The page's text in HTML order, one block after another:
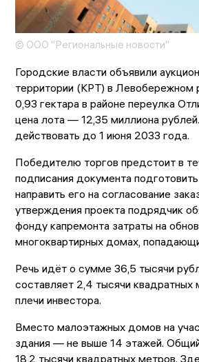
© ООО "Региональные новости"
Городские власти объявили
территории (КРТ) в Левобережном
0,93 гектара в районе переулка
цена лота — 12,35 миллиона
действовать до 1 июня 2033 года.
Победителю торгов предстоит в
подписания документа
направить его на согласование
утверждения проекта подрядчик
фонду капремонта затраты на
многоквартирных домах,
Речь идёт о сумме 36,5 тысячи
составляет 2,4 тысячи
плечи инвестора.
Вместо малоэтажных домов на
здания — не выше 14 этажей.
18,2 тысячи квадратных метров.